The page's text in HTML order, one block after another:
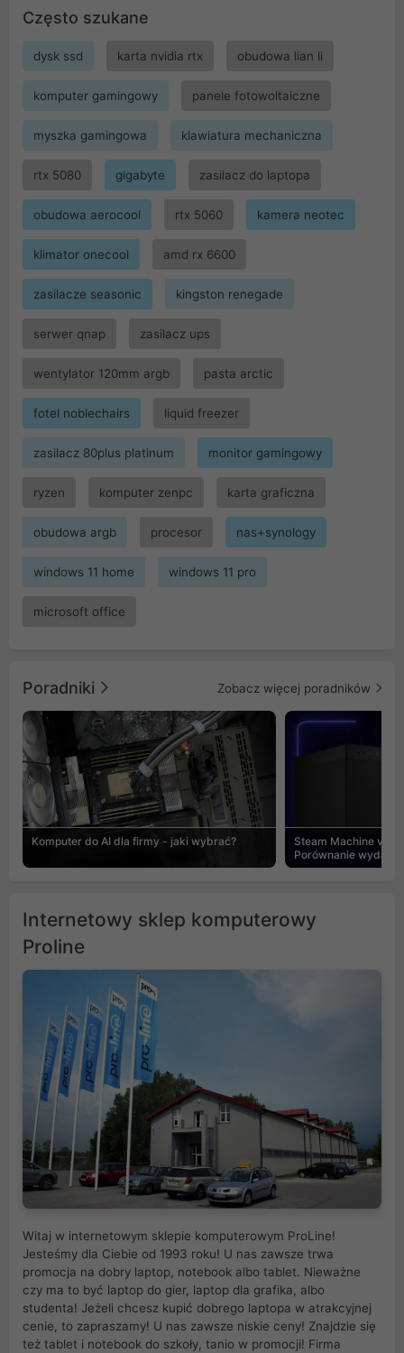
Często szukane
dysk ssd karta nvidia rtx obudowa lian li
komputer gamingowy panele fotowoltaiczne
myszka gamingowa klawiatura mechaniczna
rtx 5080 gigabyte zasilacz do laptopa
obudowa aerocool rtx 5060 kamera neotec
klimator onecool amd rx 6600
zasilacze seasonic kingston renegade
serwer qnap zasilacz ups
wentylator 120mm argb pasta arctic
fotel noblechairs liquid freezer
zasilacz 80plus platinum monitor gamingowy
ryzen komputer zenpc karta graficzna
obudowa argb procesor nas+synology
windows 11 home windows 11 pro
microsoft office
Poradniki Zobacz więcej poradników
Komputer do AI dla firmy - jaki wybrać?
Steam Machine vs
Porównanie
Internetowy sklep komputerowy
Proline
Witaj w internetowym sklepie komputerowym ProLine!
Jesteśmy dla Ciebie od 1993 roku! U nas zawsze trwa
promocja na dobry laptop, notebook albo tablet. Nieważne
czy ma to być laptop do gier, laptop dla grafika, albo
studenta! Jeżeli chcesz kupić dobrego laptopa w atrakcyjnej
cenie, to zapraszamy! U nas zawsze niskie ceny! Znajdzie się
też tablet i notebook do szkoły, tanio w promocji! Firma